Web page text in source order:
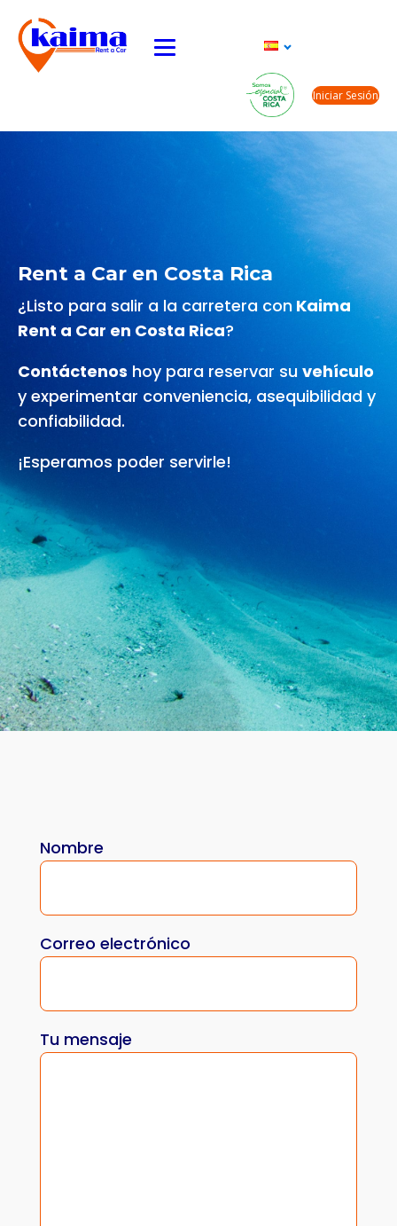
Iniciar Sesión
Rent a Car en Costa Rica
¿Listo para salir a la carretera con Kaima
Rent a Car en Costa Rica?
Contáctenos hoy para reservar su vehículo
y experimentar conveniencia, asequibilidad y
confiabilidad.
¡Esperamos poder servirle!
Nombre
Correo electrónico
Tu mensaje